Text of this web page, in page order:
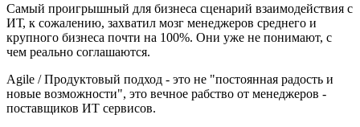
Самый проигрышный для бизнеса сценарий взаимодействия с
ИТ, к сожалению, захватил мозг менеджеров среднего и
крупного бизнеса почти на 100%. Они уже не понимают, с
чем реально соглашаются.
Agile / Продуктовый подход - это не "постоянная радость и
новые возможности", это вечное рабство от менеджеров -
поставщиков ИТ сервисов.